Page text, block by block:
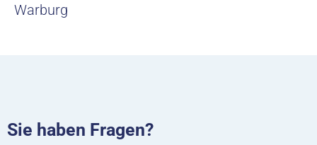
Warburg
Sie haben Fragen?